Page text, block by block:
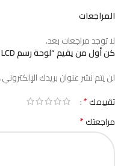
المراجعات
لا توجد مراجعات بعد.
كن أول من يقيم “لوحة رسم LCD بحجم 10 إنش”
لن يتم نشر عنوان بريدك الإلكتروني.
تقييمك*
مراجعتك*